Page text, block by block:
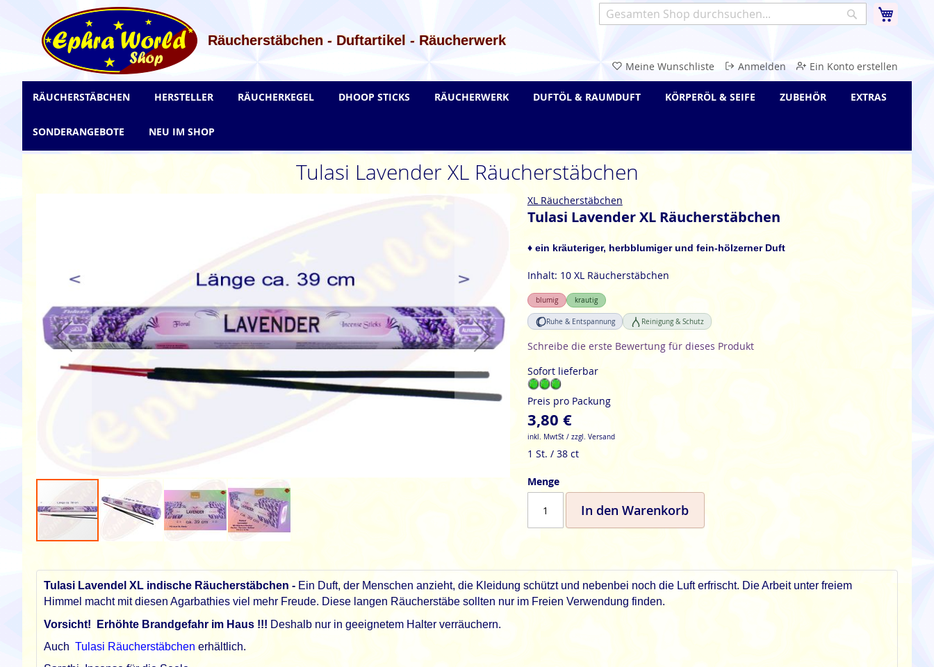
Suche
Räucherstäbchen - Duftartikel - Räucherwerk
Meine Wunschliste Anmelden Ein Konto erstellen
Inhalt
springen
Tulasi Lavender XL Räucherstäbchen
Bildgalerie
springen
XL Räucherstäbchen
Tulasi Lavender XL Räucherstäbchen
♦ ein kräuteriger, herbblumiger und fein-hölzerner Duft
Inhalt: 10 XL Räucherstäbchen
blumig krautig
Ruhe & Entspannung Reinigung & Schutz
Schreibe die erste Bewertung für dieses Produkt
Sofort lieferbar
Preis pro Packung
3,80 €
inkl. MwtSt / zzgl. Versand
1 St. / 38 ct
Menge
In den Warenkorb
Tulasi Lavendel XL indische Räucherstäbchen - Ein Duft, der Menschen anzieht, die Kleidung schützt und nebenbei noch die Luft erfrischt. Die Arbeit unter freiem
Himmel macht mit diesen Agarbathies viel mehr Freude. Diese langen Räucherstäbe sollten nur im Freien Verwendung finden.
Vorsicht!
Erhöhte Brandgefahr im Haus !!! Deshalb nur in geeignetem Halter verräuchern.
Auch Tulasi Räucherstäbchen erhältlich.
RÄUCHERSTÄBCHEN HERSTELLER RÄUCHERKEGEL DHOOP STICKS RÄUCHERWERK DUFTÖL & RAUMDUFT KÖRPERÖL & SEIFE ZUBEHÖR EXTRAS
SONDERANGEBOTE NEU IM SHOP